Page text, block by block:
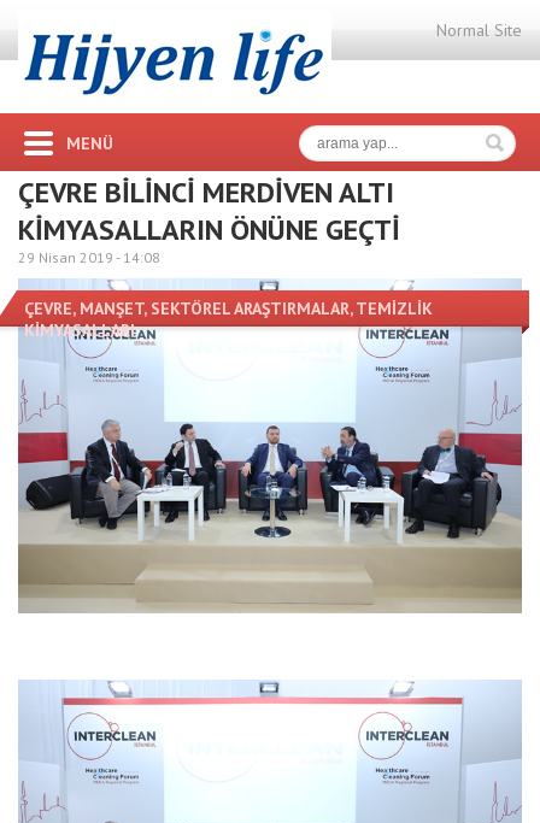
Normal Site
MENÜ
ÇEVRE BİLİNCİ MERDİVEN ALTI
KİMYASALLARIN ÖNÜNE GEÇTİ
29 Nisan 2019 - 14:08
ÇEVRE, MANŞET, SEKTÖREL ARAŞTIRMALAR,TEMİZLİK
KİMYASALLARI